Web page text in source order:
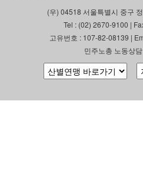
(우) 04518 서울특별시 중구
Tel : (02) 2670-9100 |
고유번호 : 107-82-08139 |
민주노총 노동상